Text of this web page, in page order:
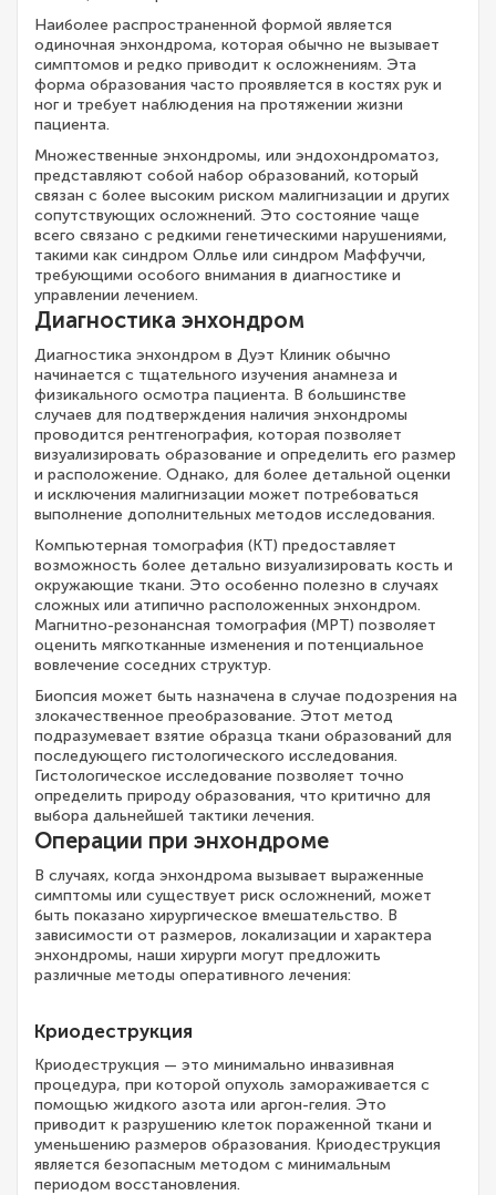
Наиболее распространенной формой является
одиночная энхондрома, которая обычно не вызывает
симптомов и редко приводит к осложнениям. Эта
форма образования часто проявляется в костях рук и
ног и требует наблюдения на протяжении жизни
пациента.
Множественные энхондромы, или эндохондроматоз,
представляют собой набор образований, который
связан с более высоким риском малигнизации и других
сопутствующих осложнений. Это состояние чаще
всего связано с редкими генетическими нарушениями,
такими как синдром Оллье или синдром Маффуччи,
требующими особого внимания в диагностике и
управлении лечением.
Диагностика энхондром
Диагностика энхондром в Дуэт Клиник обычно
начинается с тщательного изучения анамнеза и
физикального осмотра пациента. В большинстве
случаев для подтверждения наличия энхондромы
проводится рентгенография, которая позволяет
визуализировать образование и определить его размер
и расположение. Однако, для более детальной оценки
и исключения малигнизации может потребоваться
выполнение дополнительных методов исследования.
Компьютерная томография (КТ) предоставляет
возможность более детально визуализировать кость и
окружающие ткани. Это особенно полезно в случаях
сложных или атипично расположенных энхондром.
Магнитно-резонансная томография (МРТ) позволяет
оценить мягкотканные изменения и потенциальное
вовлечение соседних структур.
Биопсия может быть назначена в случае подозрения на
злокачественное преобразование. Этот метод
подразумевает взятие образца ткани образований для
последующего гистологического исследования.
Гистологическое исследование позволяет точно
определить природу образования, что критично для
выбора дальнейшей тактики лечения.
Операции при энхондроме
В случаях, когда энхондрома вызывает выраженные
симптомы или существует риск осложнений, может
быть показано хирургическое вмешательство. В
зависимости от размеров, локализации и характера
энхондромы, наши хирурги могут предложить
различные методы оперативного лечения:
Криодеструкция
Криодеструкция — это минимально инвазивная
процедура, при которой опухоль замораживается с
помощью жидкого азота или аргон-гелия. Это
приводит к разрушению клеток пораженной ткани и
уменьшению размеров образования. Криодеструкция
является безопасным методом с минимальным
периодом восстановления.